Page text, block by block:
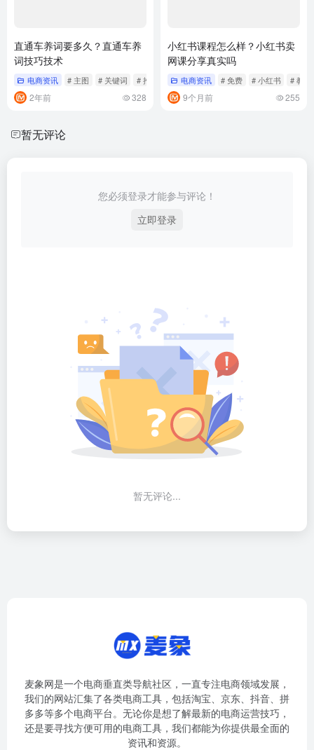
直通车养词要多久？直通车养
词技巧技术
电商资讯 # 主图 # 关键词 # 推广
2年前 328
小红书课程怎么样？小红书卖
网课分享真实吗
电商资讯 # 免费 # 小红书 # 教程
9个月前 255
暂无评论
您必须登录才能参与评论！
立即登录
暂无评论...
麦象网是一个电商垂直类导航社区，一直专注电商领域发展，
我们的网站汇集了各类电商工具，包括淘宝、京东、抖音、拼
多多等多个电商平台。无论你是想了解最新的电商运营技巧，
还是要寻找方便可用的电商工具，我们都能为你提供最全面的
资讯和资源。